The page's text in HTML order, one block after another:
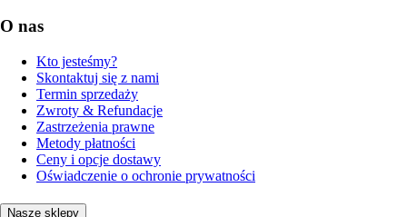
O nas
Kto jesteśmy?
Skontaktuj się z nami
Termin sprzedaży
Zwroty & Refundacje
Zastrzeżenia prawne
Metody płatności
Ceny i opcje dostawy
Oświadczenie o ochronie prywatności
Nasze sklepy